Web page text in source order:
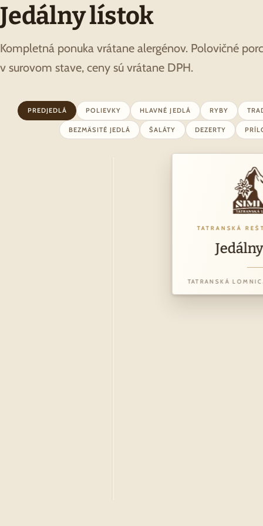
Jedálny lístok
Kompletná ponuka vrátane alergénov. Polovičné
v surovom stave, ceny sú vrátane DPH.
PREDJEDLÁ POLIEVKY HLAVNÉ JEDLÁ RYBY
BEZMÄSITÉ JEDLÁ ŠALÁTY DEZERTY
TATRANSKÁ
TATRANSKÁ